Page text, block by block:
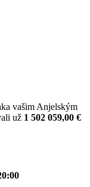
vašim Anjelským
už 1 502 059,00 €